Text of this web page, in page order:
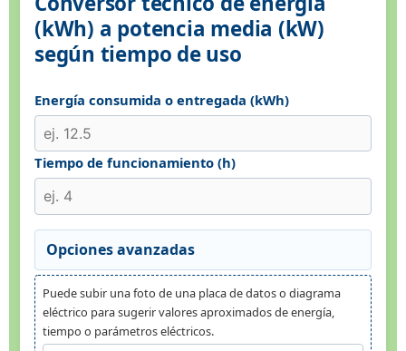
(kWh) a potencia media (kW)
según tiempo de uso
Energía consumida o entregada (kWh)
Tiempo de funcionamiento (h)
Opciones avanzadas
Puede subir una foto de una placa de datos o diagrama
eléctrico para sugerir valores aproximados de energía,
tiempo o parámetros eléctricos.